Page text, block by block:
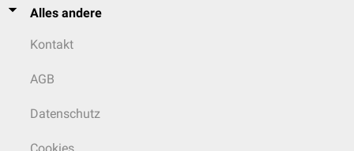
Alles andere
Kontakt
AGB
Datenschutz